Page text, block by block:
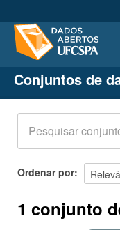
Conjuntos de
Organizações
Grupos
Sobre
Conjuntos de
Ordenar por
1 conjunto